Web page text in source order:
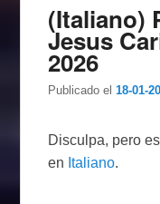
(Italiano)
Jesus
2026
Publicado el 18-01-
Disculpa, pero
en Italiano.